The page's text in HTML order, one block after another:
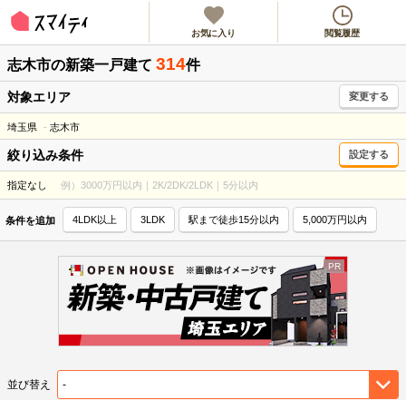
お気に入り 閲覧履歴
志木市の新築一戸建て 314件
対象エリア 変更する
埼玉県 志木市
絞り込み条件 設定する
指定なし 例）3000万円以内｜2K/2DK/2LDK｜5分以内
条件を追加 4LDK以上 3LDK 駅まで徒歩15分以内 5,000万円以内
並び替え